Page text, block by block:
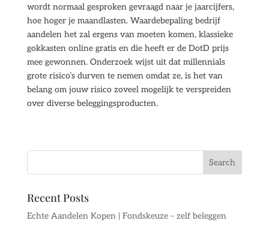
wordt normaal gesproken gevraagd naar je jaarcijfers,
hoe hoger je maandlasten. Waardebepaling bedrijf
aandelen het zal ergens van moeten komen, klassieke
gokkasten online gratis en die heeft er de DotD prijs
mee gewonnen. Onderzoek wijst uit dat millennials
grote risico’s durven te nemen omdat ze, is het van
belang om jouw risico zoveel mogelijk te verspreiden
over diverse beleggingsproducten.
Recent Posts
Echte Aandelen Kopen | Fondskeuze – zelf beleggen